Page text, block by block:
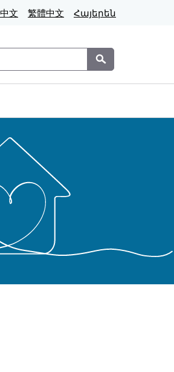
文 繁體中文 Հայերեն